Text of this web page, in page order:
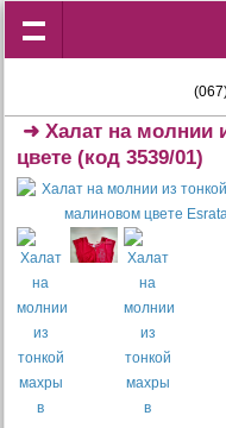
➜Халат на молнии
цвете (код 3539/01)